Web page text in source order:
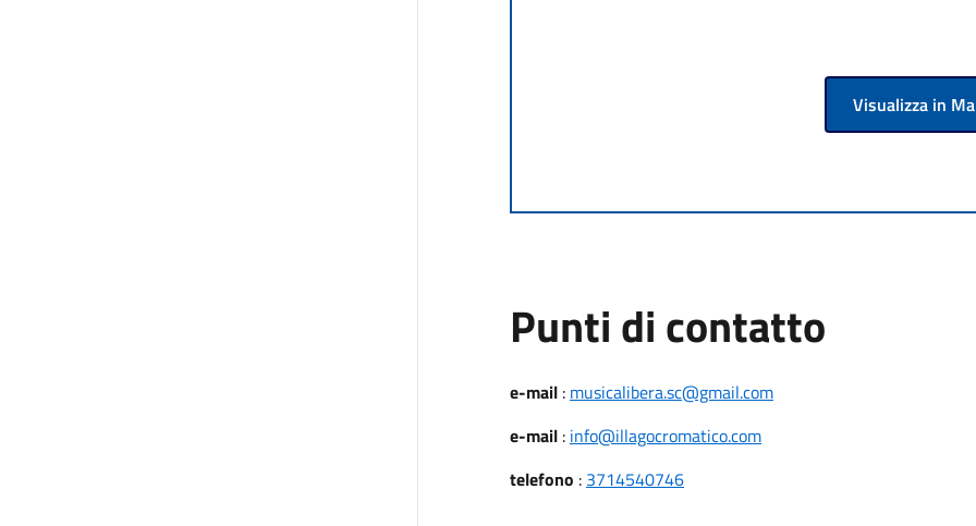
Visualizza in
Punti di contatto
e-mail: musicalibera.sc@gmail.com
e-mail: info@illagocromatico.com
telefono : 3714540746